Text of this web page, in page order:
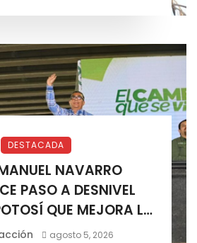
DESTACADA
NAVARRO
PASO A DESNIVEL
QUE MEJORA LA
METROPOLITANA
agosto 5, 2026